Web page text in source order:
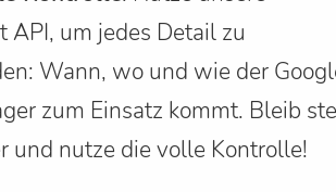
API, um jedes Detail zu
Wann, wo und wie der
zum Einsatz kommt. Bleib
und nutze die volle Kontrolle!